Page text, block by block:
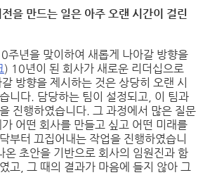
을 만드는 일은 아주 오랜 시간이 걸린
주년을 맞이하여 새롭게 나아갈 방향을
) 10년이 된 회사가 새로운 리더십으로
방향을 제시하는 것은 상당히 오랜 시
니다. 담당하는 팀이 설정되고, 이 팀과
진행하였습니다. 그 과정에서 많은 질문
어떤 회사를 만들고 싶고 어떤 미래를
부터 끄집어내는 작업을 진행하였습니
온 초안을 기반으로 회사의 임원진과 함
고, 그 때의 결과가 마음에 들지 않아 그